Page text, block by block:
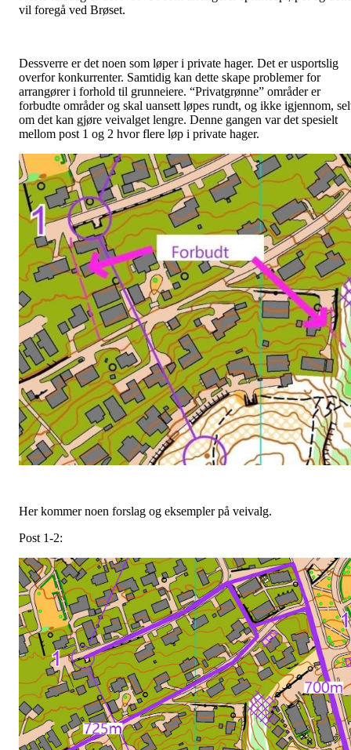
vil foregå ved Brøset.
Dessverre er det noen som løper i private hager. Det er usportslig
overfor konkurrenter. Samtidig kan dette skape problemer for
arrangører i forhold til grunneiere. “Privatgrønne” områder er
forbudte områder og skal uansett løpes rundt, og ikke igjennom,
om det kan gjøre veivalget lengre. Denne gangen var det spesielt
mellom post 1 og 2 hvor flere løp i private hager.
Her kommer noen forslag og eksempler på veivalg.
Post 1-2: